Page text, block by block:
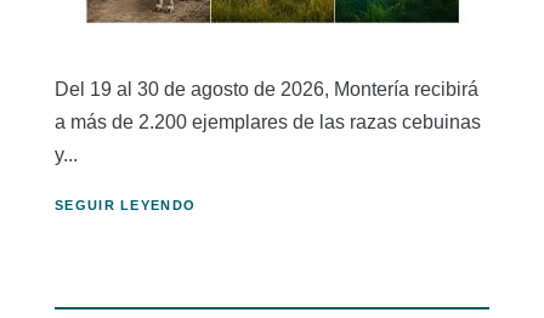
Del 19 al 30 de agosto de 2026, Montería recibirá
a más de 2.200 ejemplares de las razas cebuinas
y...
SEGUIR LEYENDO